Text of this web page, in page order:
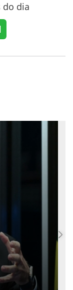
do dia